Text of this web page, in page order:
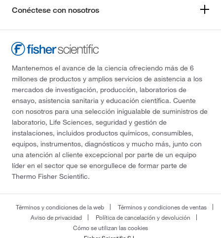
Conéctese con nosotros
Mantenemos el avance de la ciencia ofreciendo más de 6
millones de productos y amplios servicios de asistencia a los
mercados de investigación, producción, laboratorios de
ensayo, asistencia sanitaria y educación científica. Cuente
con nosotros para una selección inigualable de suministros de
laboratorio, Life Sciences, seguridad y gestión de
instalaciones, incluidos productos químicos, consumibles,
equipos, instrumentos, diagnósticos y mucho más, junto con
una atención al cliente excepcional por parte de un equipo
líder en el sector que se enorgullece de formar parte de
Thermo Fisher Scientific.
Términos y condiciones de la web
Términos y condiciones de ventas
Aviso de privacidad
Política de cancelación y devolución
Cómo se utilizan las cookies